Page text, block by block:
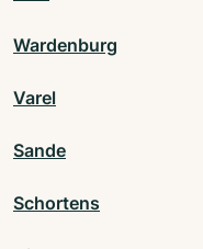
Wardenburg
Varel
Sande
Schortens